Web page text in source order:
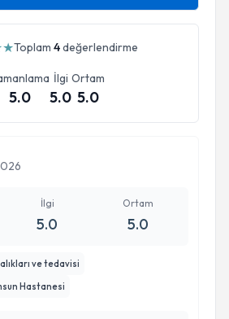
★Toplam 4değerlendirme
5.0
İlgi
5.0
Ortam
5.0
İlgi
5.0
Ortam
5.0
ve tedavisi
Hastanesi